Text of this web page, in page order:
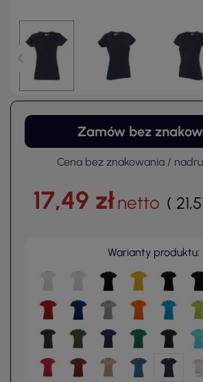
Zamów bez
Cena bez znakowania /
17,49 złnetto (
Warianty produktu: